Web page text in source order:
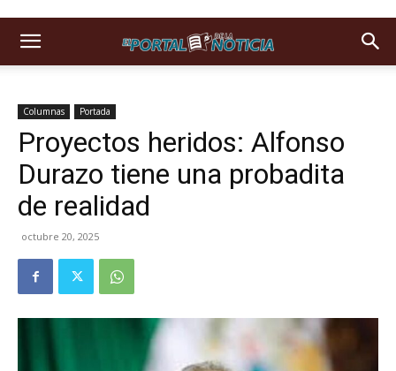
Columnas Portada
Proyectos heridos: Alfonso
Durazo tiene una probadita
de realidad
octubre 20, 2025